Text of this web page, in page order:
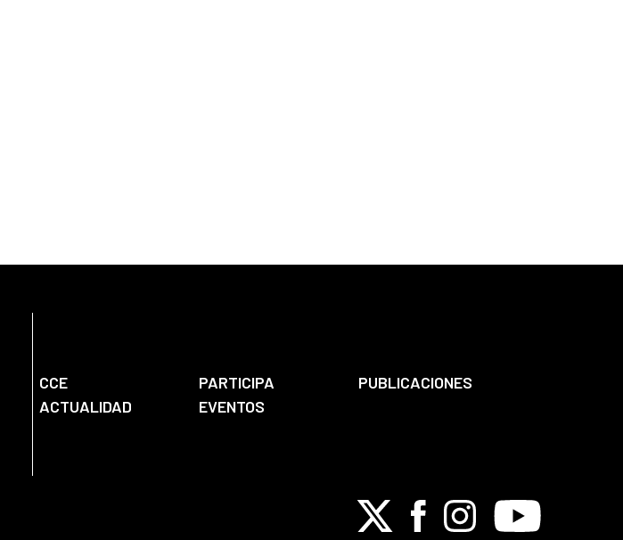
CCE PARTICIPA
PUBLICACIONES
ACTUALIDAD
EVENTOS
X FacebookInstagramYoutube